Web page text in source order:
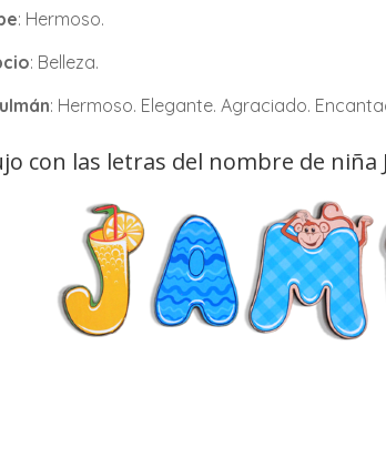
: Hermoso.
: Belleza.
: Hermoso. Elegante. Agraciado.
con las letras del nombre de niña